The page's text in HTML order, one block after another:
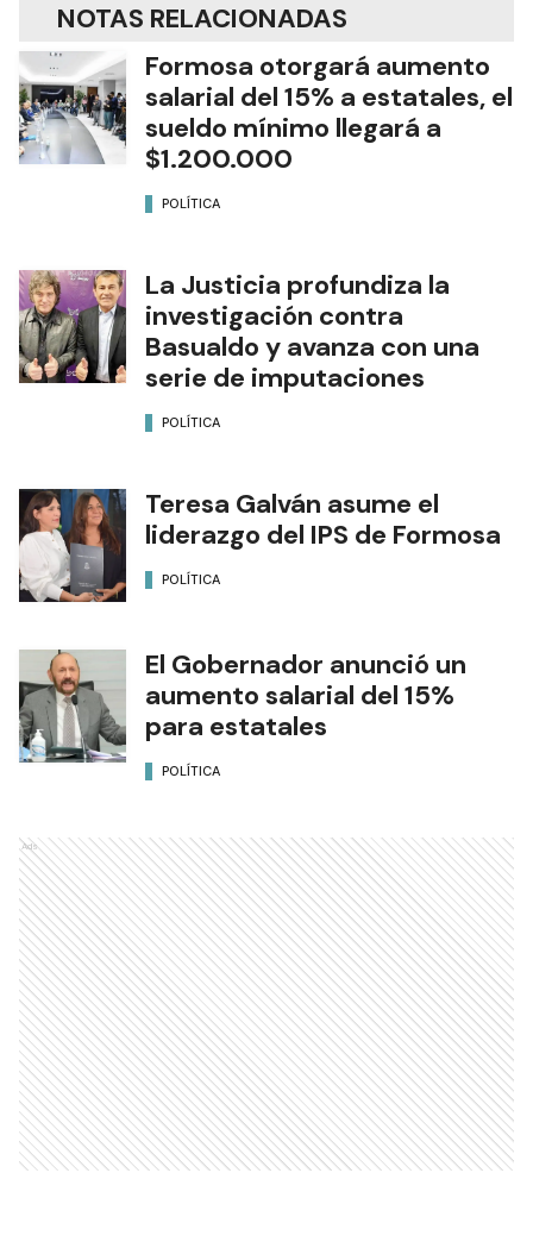
NOTAS RELACIONADAS
Formosa otorgará aumento
salarial del 15% a estatales, el
sueldo mínimo llegará a
$1.200.000
POLÍTICA
La Justicia profundiza la
investigación contra
Basualdo y avanza con una
serie de imputaciones
POLÍTICA
Teresa Galván asume el
liderazgo del IPS de Formosa
POLÍTICA
El Gobernador anunció un
aumento salarial del 15%
para estatales
POLÍTICA
Ads